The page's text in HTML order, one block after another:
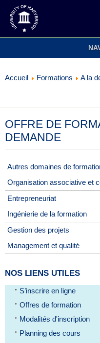
Accueil Formations A la
OFFRE DE
DEMANDE
Autres domaines de
Organisation associative et
Entrepreneuriat
Ingénierie de la formation
Gestion des projets
Management et qualité
NOS LIENS UTILES
S’inscrire en ligne
Offres de formation
Modalités d'inscription
Planning des cours